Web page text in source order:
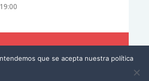
que se acepta nuestra política